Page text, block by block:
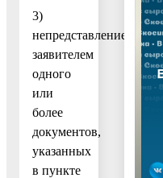
3)
непредставление
заявителем
одного
или
более
документов,
указанных
в пункте